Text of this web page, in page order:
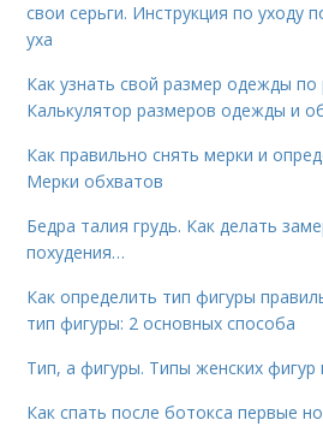
свои серьги. Инструкция по уходу
уха
Как узнать свой размер одежды по
Калькулятор размеров одежды и
Как правильно снять мерки и
Мерки обхватов
Бедра талия грудь. Как делать
похудения…
Как определить тип фигуры
тип фигуры: 2 основных способа
Тип, а фигуры. Типы женских фигур
Как спать после ботокса первые